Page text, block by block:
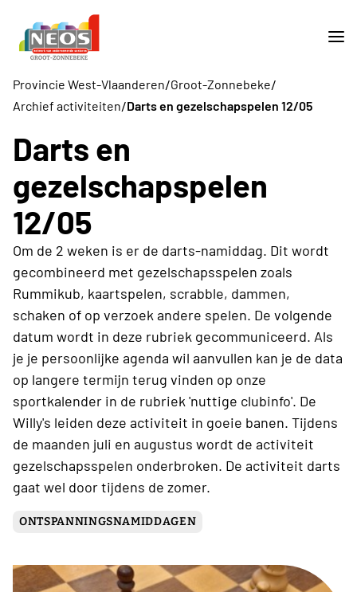
Provincie West-Vlaanderen/Groot-Zonnebeke/
Archief activiteiten/Darts en gezelschapspelen 12/05
Darts en
gezelschapspelen
12/05
Om de 2 weken is er de darts-namiddag. Dit wordt
gecombineerd met gezelschapsspelen zoals
Rummikub, kaartspelen, scrabble, dammen,
schaken of op verzoek andere spelen. De volgende
datum wordt in deze rubriek gecommuniceerd. Als
je je persoonlijke agenda wil aanvullen kan je de data
op langere termijn terug vinden op onze
sportkalender in de rubriek 'nuttige clubinfo'. De
Willy's leiden deze activiteit in goeie banen. Tijdens
de maanden juli en augustus wordt de activiteit
gezelschapsspelen onderbroken. De activiteit darts
gaat wel door tijdens de zomer.
ONTSPANNINGSNAMIDDAGEN